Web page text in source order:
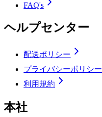
FAQ's
ヘルプセンター
配送ポリシー
プライバシーポリシー
利用規約
本社